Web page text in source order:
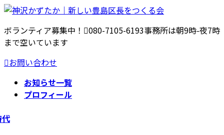
コ
テ
ン
ツ
へ
プ
ナ
ゲ
ー
シ
ョ
動
ボランティア募集中！ 080-7105-6193事務所は朝9時-夜7時
まで空いています
お問い合わせ
お知らせ一覧
プロフィール